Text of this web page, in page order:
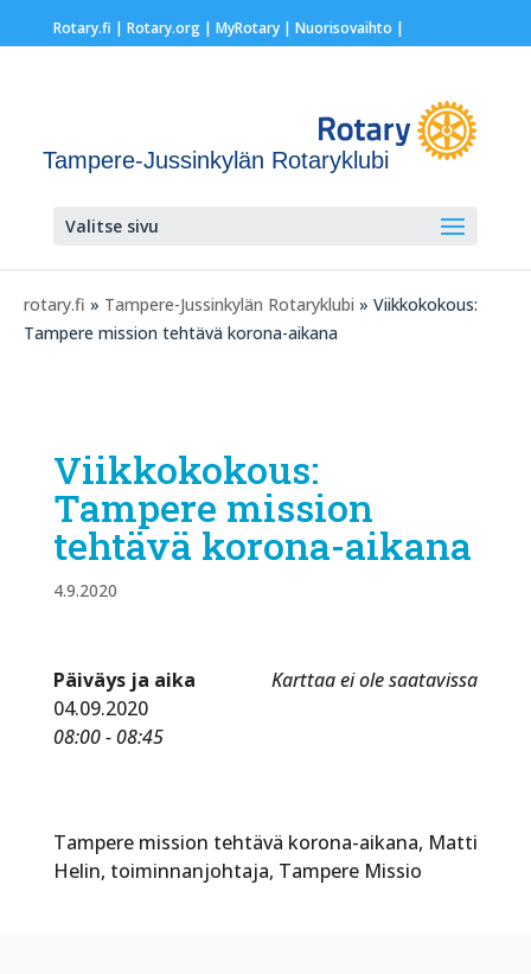
Rotary.fi | Rotary.org| MyRotary | Nuorisovaihto |
Tampere-Jussinkylän Rotaryklubi
Valitse sivu
rotary.fi » Tampere-Jussinkylän Rotaryklubi » Viikkokokous:
Tampere mission tehtävä korona-aikana
Viikkokokous:
Tampere mission
tehtävä korona-aikana
4.9.2020
Karttaa ei ole saatavissa
Päiväys ja aika
04.09.2020
08:00 - 08:45
Tampere mission tehtävä korona-aikana, Matti
Helin, toiminnanjohtaja, Tampere Missio